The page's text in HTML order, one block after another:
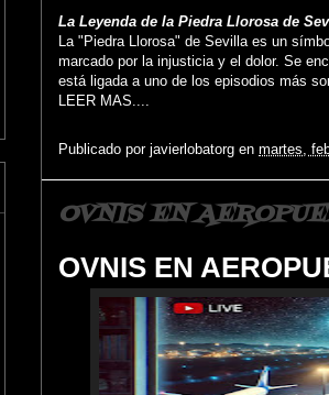
La Leyenda de la Piedra Llorosa de
La "Piedra Llorosa" de Sevilla es un
marcado por la injusticia y el dolor. Se
está ligada a uno de los episodios más
LEER MAS....
Publicado por javierlobatorg en martes,
OVNIS EN
OVNIS EN